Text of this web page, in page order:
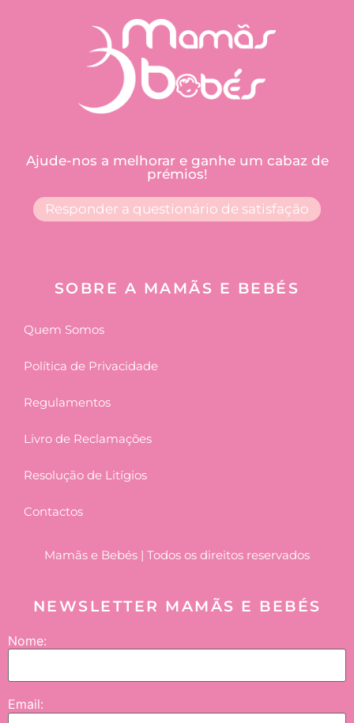
Ajude-nos a melhorar e ganhe um cabaz de
prémios!
Responder a questionário de satisfação
SOBRE A MAMÃS E BEBÉS
Quem Somos
Política de Privacidade
Regulamentos
Livro de Reclamações
Resolução de Litígios
Contactos
Mamãs e Bebés | Todos os direitos reservados
NEWSLETTER MAMÃS E BEBÉS
Nome:
Email: